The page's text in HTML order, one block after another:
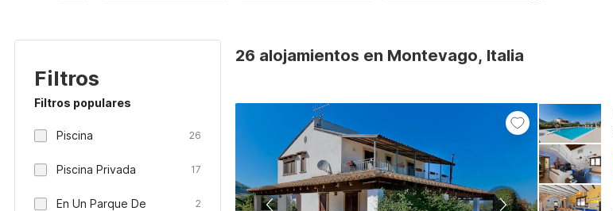
Filtros
Filtros populares
Piscina 26
Piscina Privada 17
En Un Parque De
2
26 alojamientos en Montevago, Italia